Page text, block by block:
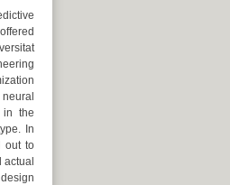
in the
In
out to
actual